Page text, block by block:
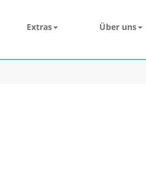
Extras Über uns